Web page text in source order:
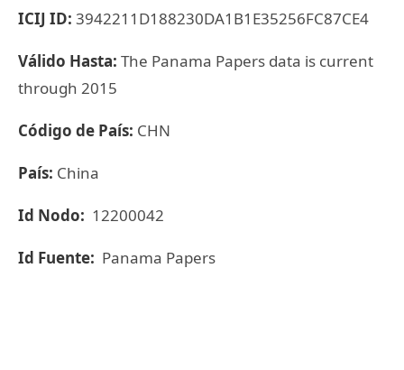
ICIJ ID: 3942211D188230DA1B1E35256FC87CE4
Válido Hasta: The Panama Papers data is current
through 2015
Código de País: CHN
País: China
Id Nodo: 12200042
Id Fuente: Panama Papers